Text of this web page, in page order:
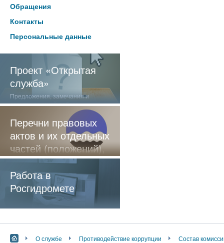
Обращения
Контакты
Персональные данные
Проект «Открытая
служба»
Предложения, замечания и
отзывы о нашей работе
Перечни правовых
актов и их отдельных
частей (положений),
содержащие
обязательные
требования
Работа в
Росгидромете
О службе Противодействие коррупции Состав